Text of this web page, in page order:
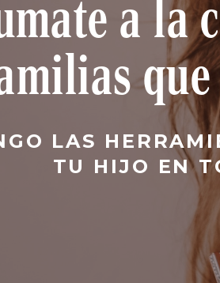
a la
LAS
TU HIJO EN